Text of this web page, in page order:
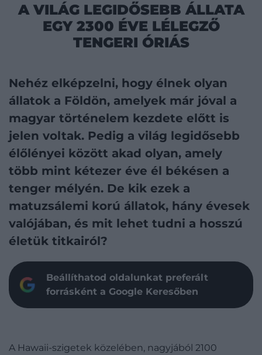
A VILÁG LEGIDŐSEBB ÁLLATA
EGY 2300 ÉVE LÉLEGZŐ
TENGERI ÓRIÁS
Nehéz elképzelni, hogy élnek olyan
állatok a Földön, amelyek már jóval a
magyar történelem kezdete előtt is
jelen voltak. Pedig a világ legidősebb
élőlényei között akad olyan, amely
több mint kétezer éve él békésen a
tenger mélyén. De kik ezek a
matuzsálemi korú állatok, hány évesek
valójában, és mit lehet tudni a hosszú
életük titkairól?
Beállíthatod oldalunkat preferált
forrásként a Google Keresőben
A Hawaii-szigetek közelében, nagyjából 2100